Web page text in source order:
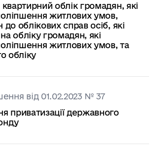
облік громадян, які
житлових умов,
до облікових справ осіб, які
обліку громадян, які
житлових умов, та
обліку
від 01.02.2023 № 37
приватизації державного